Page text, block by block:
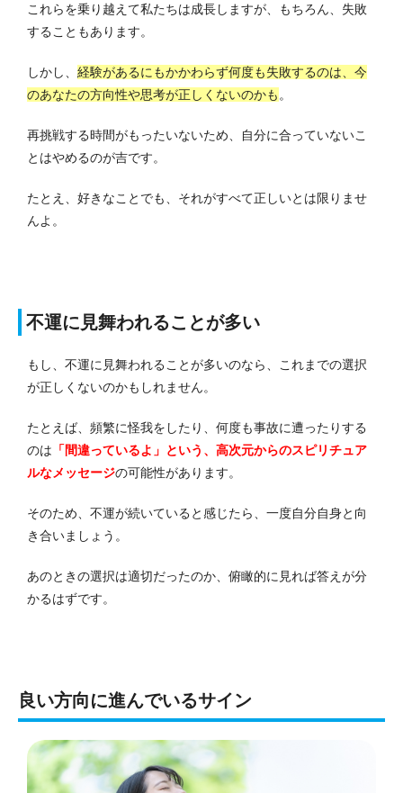
これらを乗り越えて私たちは成長しますが、もちろん、失敗
することもあります。
しかし、 経験があるにもかかわらず何度も失敗するのは、今
のあなたの方向性や思考が正しくないのかも 。
再挑戦する時間がもったいないため、自分に合っていないこ
とはやめるのが吉です。
たとえ、好きなことでも、それがすべて正しいとは限りませ
んよ。
不運に見舞われることが多い
もし、不運に見舞われることが多いのなら、これまでの選択
が正しくないのかもしれません。
たとえば、頻繁に怪我をしたり、何度も事故に遭ったりする
のは 「間違っているよ」という、高次元からのスピリチュア
ルなメッセージの可能性があります。
そのため、不運が続いていると感じたら、一度自分自身と向
き合いましょう。
あのときの選択は適切だったのか、俯瞰的に見れば答えが分
かるはずです。
良い方向に進んでいるサイン